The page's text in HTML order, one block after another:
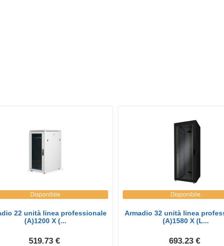
Disponibile
22 unità linea professionale
(A)1200 X (...
519.73 €
Disponibile
Armadio 32 unità linea
(A)1580 X (L...
693.23 €